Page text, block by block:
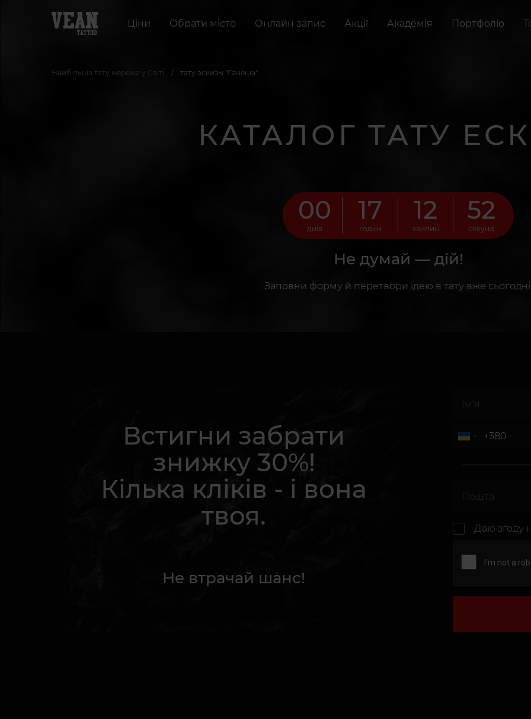
Ціни Обрати місто Онлайн запис Акції Академія Портфоліо
Найбільша тату мережа у Світі тату эскизы "Ганеша"
КАТАЛОГ ТАТУ
00
днів
17
годин
12
хвилин
51
секунд
Не думай — дій!
Заповни форму й перетвори ідею в тату вже сьогодні.
Встигни забрати
знижку 30%!
Кілька кліків - і вона
твоя.
Не втрачай шанс!
Даю згоду